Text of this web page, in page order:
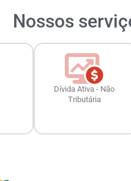
Nossos
Dívida Ativa - Não
Tributária